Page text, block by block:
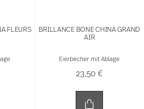
FLEURS
BRILLANCE BONE CHINA GRAND
AIR
Eierbecher mit Ablage
23,50 €